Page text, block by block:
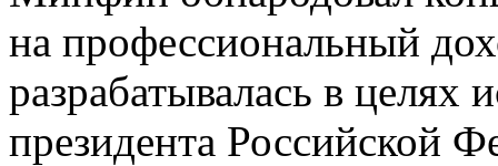
на профессиональный
разрабатывалась в целях
президента Российской